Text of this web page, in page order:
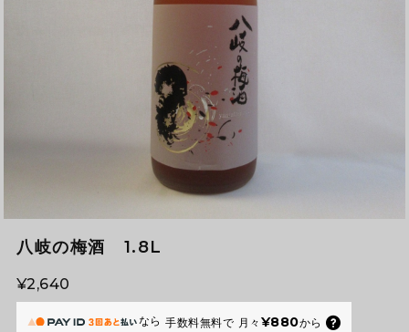
八岐の梅酒 1.8L
¥2,640
なら 手数料無料で 月々 ¥880から